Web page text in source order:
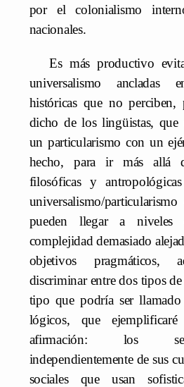
por el colonialismo
nacionales.
Es más productivo
universalismo ancladas
históricas que no perciben,
dicho de los lingüistas, que
un particularismo con un
hecho, para ir más allá
filosóficas y
universalismo/
pueden llegar a niveles
complejidad demasiado
objetivos pragmáticos,
discriminar entre dos tipos
tipo que podría ser llamado
lógicos, que
afirmación: los
independientemente de sus
sociales que usan